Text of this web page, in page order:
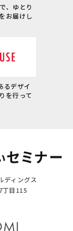
、ゆとり
お届けし
るデザイ
を行って
ディングス
丁目115